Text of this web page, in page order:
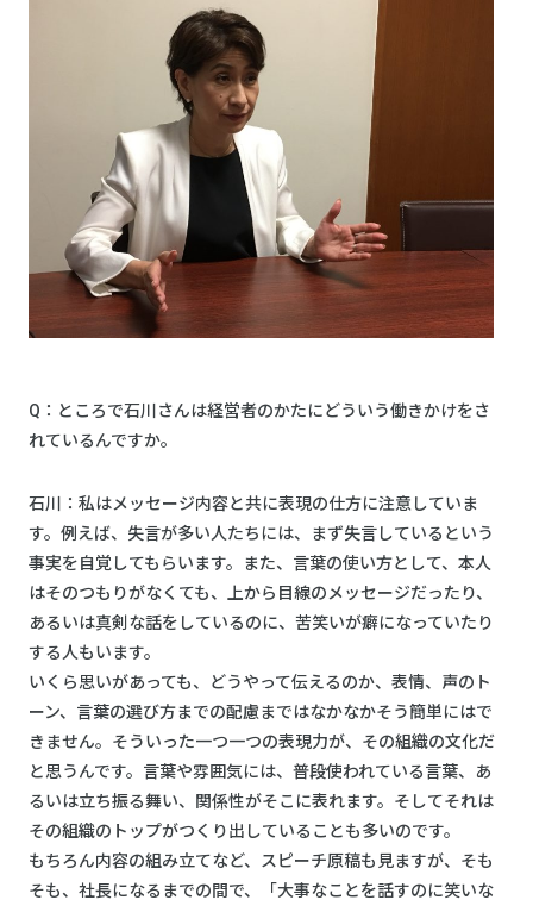
Q：ところで石川さんは経営者のかたにどういう働きかけをさ
れているんですか。
石川：私はメッセージ内容と共に表現の仕方に注意していま
す。例えば、失言が多い人たちには、まず失言しているという
事実を自覚してもらいます。また、言葉の使い方として、本人
はそのつもりがなくても、上から目線のメッセージだったり、
あるいは真剣な話をしているのに、苦笑いが癖になっていたり
する人もいます。
いくら思いがあっても、どうやって伝えるのか、表情、声のト
ーン、言葉の選び方までの配慮まではなかなかそう簡単にはで
きません。そういった一つ一つの表現力が、その組織の文化だ
と思うんです。言葉や雰囲気には、普段使われている言葉、あ
るいは立ち振る舞い、関係性がそこに表れます。そしてそれは
その組織のトップがつくり出していることも多いのです。
もちろん内容の組み立てなど、スピーチ原稿も見ますが、そも
そも、社長になるまでの間で、「大事なことを話すのに笑いな